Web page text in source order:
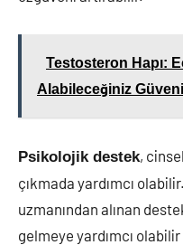
Testosteron Hapı:
Alabileceğiniz
Psikolojik destek,
çıkmada yardımcı
uzmanından alınan
gelmeye yardımcı